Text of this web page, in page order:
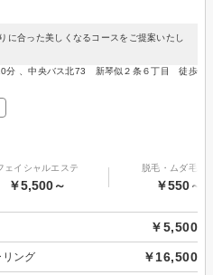
に合った美しくなるコースをご提案いたし
分 、中央バス北73 新琴似２条６丁目 徒歩
ェイシャルエステ
￥5,500～
脱毛・ムダ毛処
￥550～
￥5,500
ング ￥16,500